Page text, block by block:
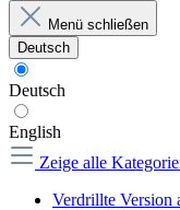
Menü schließen
Deutsch
Deutsch
English
Zeige alle
Verdrillte Version